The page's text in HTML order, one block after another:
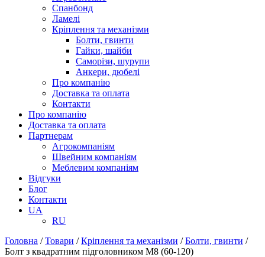
Спанбонд
Ламелі
Кріплення та механізми
Болти, гвинти
Гайки, шайби
Саморізи, шурупи
Анкери, дюбелі
Про компанію
Доставка та оплата
Контакти
Про компанію
Доставка та оплата
Партнерам
Агрокомпаніям
Швейним компаніям
Меблевим компаніям
Відгуки
Блог
Контакти
UA
RU
Головна /Товари /Кріплення та механізми /Болти, гвинти /
Болт з квадратним підголовником М8 (60-120)